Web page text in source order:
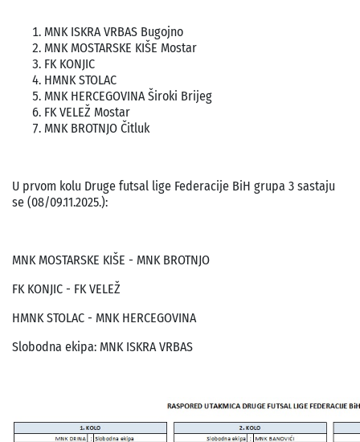
MNK ISKRA VRBAS Bugojno
MNK MOSTARSKE KIŠE Mostar
FK KONJIC
HMNK STOLAC
MNK HERCEGOVINA Široki Brijeg
FK VELEŽ Mostar
MNK BROTNJO Čitluk
U prvom kolu Druge futsal lige Federacije BiH grupa 3 sastaju
se (08/09.11.2025.):
MNK MOSTARSKE KIŠE - MNK BROTNJO
FK KONJIC - FK VELEŽ
HMNK STOLAC - MNK HERCEGOVINA
Slobodna ekipa: MNK ISKRA VRBAS